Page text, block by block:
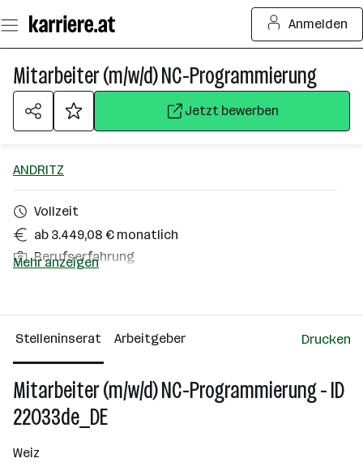
Seiteninhalt
springen
Anmelden
Mitarbeiter (m/w/d) NC-Programmierung
Jetzt bewerben
ANDRITZ
Vollzeit
ab 3.449,08 € monatlich
Berufserfahrung
10000+ Mitarbeiter*innen
Graz
Mehr anzeigen
Stelleninserat Arbeitgeber Drucken
Mitarbeiter (m/w/d) NC-Programmierung - ID
22033de_DE
Weiz